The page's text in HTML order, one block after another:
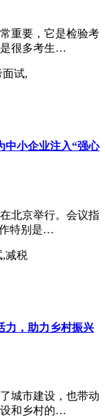
重要，它是检验考
很多考生…
面试,
小企业注入“强心
北京举行。会议指
特别是…
,减税
力，助力乡村振兴
城市建设，也带动
和乡村的…